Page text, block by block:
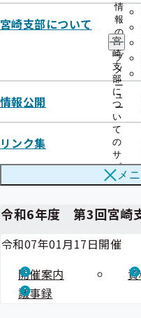
情
報
の
サ
ブ
メ
ニ
ュ
ー
宮崎支部について
宮
崎
支
部
に
つ
い
て
の
サ
ブ
メ
ー
情報公開
リンク集
メ
いて
評議会配布資料等につ
記載されている場合が
関連情報
令和6年度 第3回宮崎
令和07年01月17日開催
開催案内
議事録